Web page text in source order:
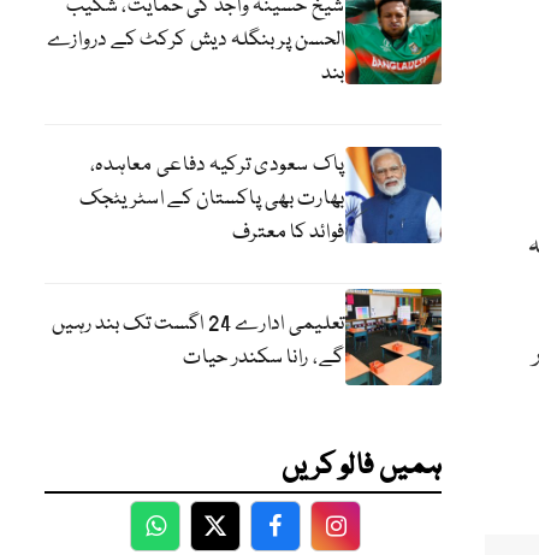
شیخ حسینہ واجد کی حمایت، شکیب
الحسن پر بنگلہ دیش کرکٹ کے دروازے
بند
پاک سعودی ترکیہ دفاعی معاہدہ،
بھارت بھی پاکستان کے اسٹریٹجک
فوائد کا معترف
تعلیمی ادارے 24 اگست تک بند رہیں
گے، رانا سکندر حیات
ہمیں فالو کریں
WhatsApp
TwitterFacebookFacebook